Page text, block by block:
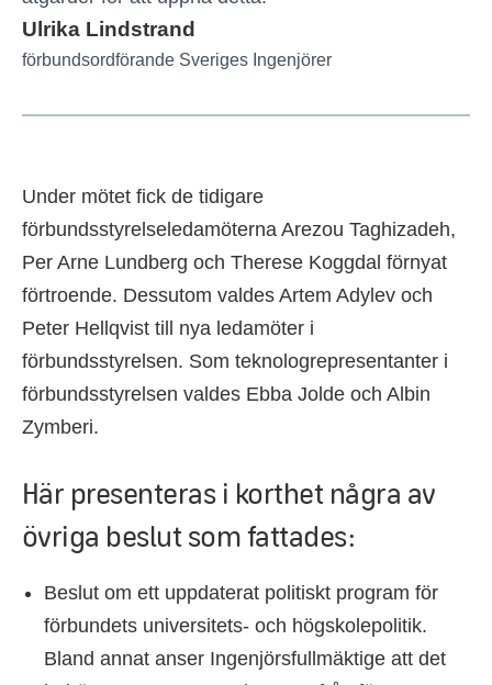
Ulrika Lindstrand
förbundsordförande Sveriges Ingenjörer
Under mötet fick de tidigare
förbundsstyrelseledamöterna Arezou Taghizadeh,
Per Arne Lundberg och Therese Koggdal förnyat
förtroende. Dessutom valdes Artem Adylev och
Peter Hellqvist till nya ledamöter i
förbundsstyrelsen. Som teknologrepresentanter i
förbundsstyrelsen valdes Ebba Jolde och Albin
Zymberi.
Här presenteras i korthet några av
övriga beslut som fattades:
Beslut om ett uppdaterat politiskt program för
förbundets universitets- och högskolepolitik.
Bland annat anser Ingenjörsfullmäktige att det